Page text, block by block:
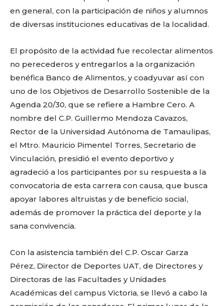
en general, con la participación de niños y alumnos
de diversas instituciones educativas de la localidad.
El propósito de la actividad fue recolectar alimentos
no perecederos y entregarlos a la organización
benéfica Banco de Alimentos, y coadyuvar así con
uno de los Objetivos de Desarrollo Sostenible de la
Agenda 20/30, que se refiere a Hambre Cero. A
nombre del C.P. Guillermo Mendoza Cavazos,
Rector de la Universidad Autónoma de Tamaulipas,
el Mtro. Mauricio Pimentel Torres, Secretario de
Vinculación, presidió el evento deportivo y
agradeció a los participantes por su respuesta a la
convocatoria de esta carrera con causa, que busca
apoyar labores altruistas y de beneficio social,
además de promover la práctica del deporte y la
sana convivencia.
Con la asistencia también del C.P. Oscar Garza
Pérez, Director de Deportes UAT, de Directores y
Directoras de las Facultades y Unidades
Académicas del campus Victoria, se llevó a cabo la